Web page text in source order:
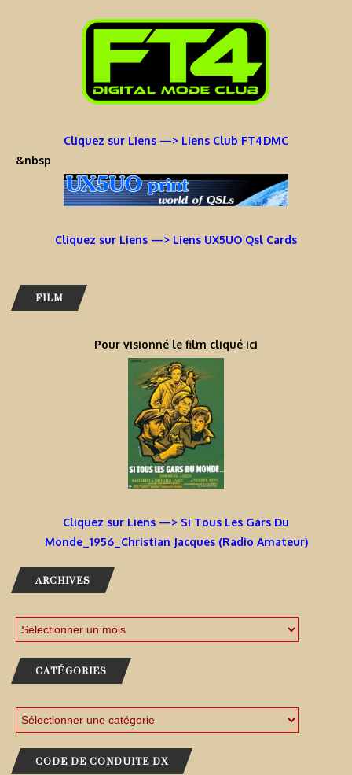
Cliquez sur Liens —> Liens Club FT4DMC
&nbsp
Cliquez sur Liens —> Liens UX5UO Qsl Cards
FILM
Pour visionné le film cliqué ici
Cliquez sur Liens —> Si Tous Les Gars Du
Monde_1956_Christian Jacques (Radio Amateur)
ARCHIVES
CATÉGORIES
CODE DE CONDUITE DX